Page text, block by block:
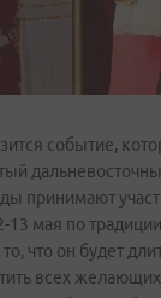
событие,
принимают
13 мая по
что он будет
всех